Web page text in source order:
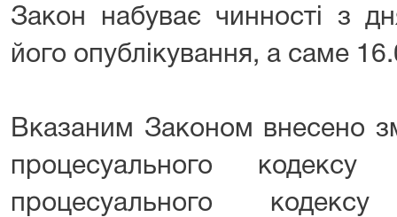
Закон набуває чинності з
його опублікування, а саме
Вказаним Законом внесено
процесуального кодексу
процесуального